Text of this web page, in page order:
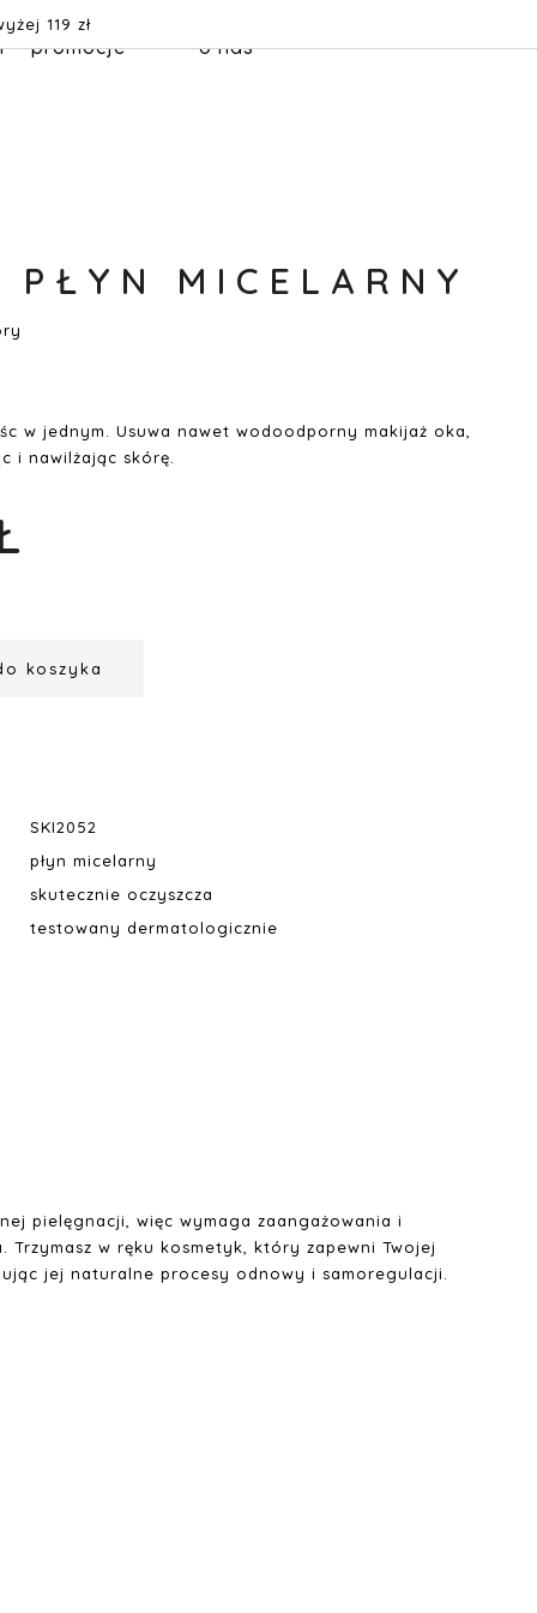
119 zł
promocje o nas
PŁYN MICELARNY
w jednym. Usuwa nawet wodoodporny makijaż oka,
i nawilżając skórę.
koszyka
SKI2052
płyn micelarny
skutecznie oczyszcza
testowany dermatologicznie
pielęgnacji, więc wymaga zaangażowania i
w ręku kosmetyk, który zapewni Twojej
jej naturalne procesy odnowy i samoregulacji.